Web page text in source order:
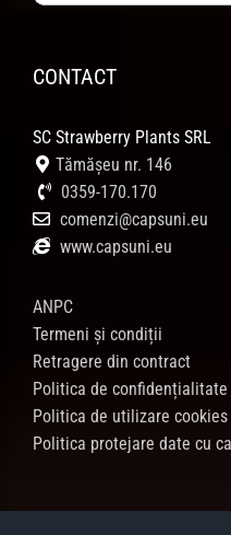
CONTACT
SC Strawberry Plants SRL
Tămășeu nr. 146
0359-170.170
comenzi@capsuni.eu
www.capsuni.eu
ANPC
Termeni și condiții
Retragere din contract
Politica de confidențialitate
Politica de utilizare cookies
Politica protejare date cu